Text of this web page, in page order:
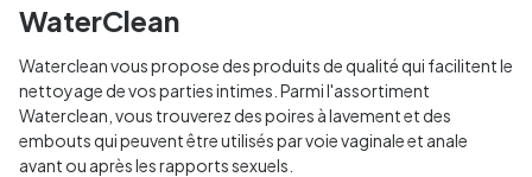
WaterClean
Waterclean vous propose des produits de qualité qui facilitent le
nettoyage de vos parties intimes. Parmi l'assortiment
Waterclean, vous trouverez des poires à lavement et des
embouts qui peuvent être utilisés par voie vaginale et anale
avant ou après les rapports sexuels.